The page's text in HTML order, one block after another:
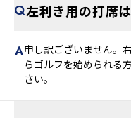
左利き用の打席
申し訳ございません。
らゴルフを始められる
さい。